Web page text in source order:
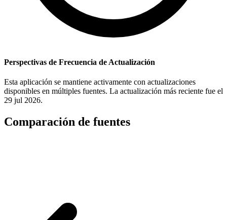
Perspectivas de Frecuencia de Actualización
Esta aplicación se mantiene activamente con actualizaciones
disponibles en múltiples fuentes. La actualización más reciente fue el
29 jul 2026.
Comparación de fuentes